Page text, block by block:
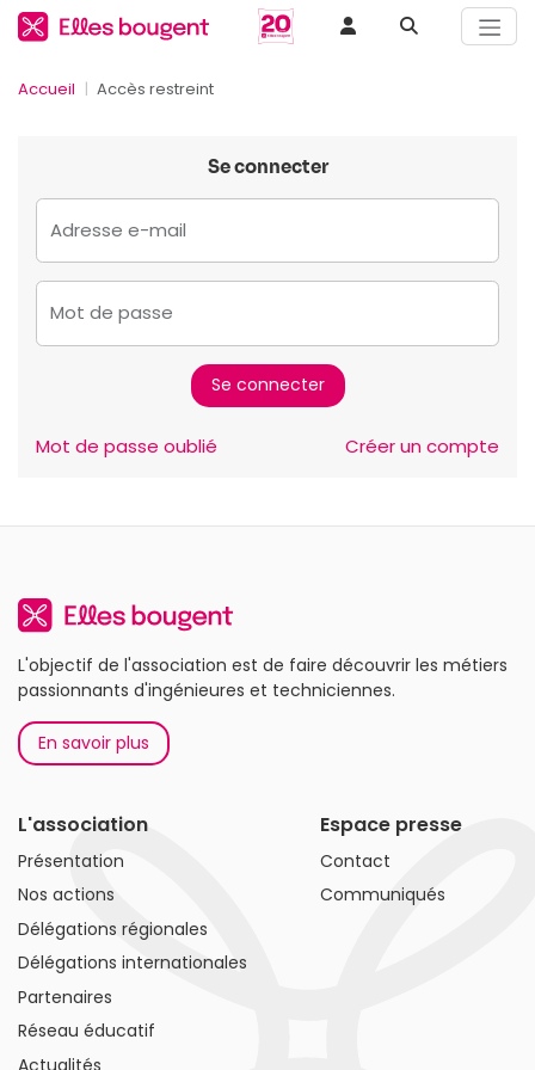
Accueil Accès restreint
Se connecter
Adresse e-mail
Mot de passe
Mot de passe oublié Créer un compte
L'objectif de l'association est de faire découvrir les métiers
passionnants d'ingénieures et techniciennes.
En savoir plus
L'association
Présentation
Nos actions
Délégations régionales
Délégations internationales
Partenaires
Réseau éducatif
Actualités
Espace presse
Contact
Communiqués